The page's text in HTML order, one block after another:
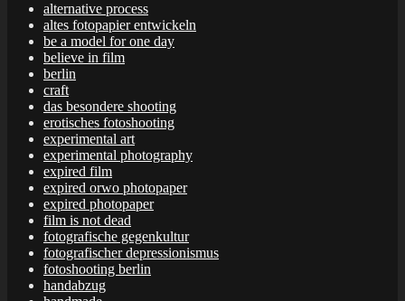
alternative process
altes fotopapier entwickeln
be a model for one day
believe in film
berlin
craft
das besondere shooting
erotisches fotoshooting
experimental art
experimental photography
expired film
expired orwo photopaper
expired photopaper
film is not dead
fotografische gegenkultur
fotografischer depressionismus
fotoshooting berlin
handabzug